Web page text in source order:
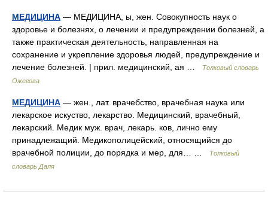
МЕДИЦИНА — МЕДИЦИНА, ы, жен. Совокупность наук о
здоровье и болезнях, о лечении и предупреждении болезней, а
также практическая деятельность, направленная на
сохранение и укрепление здоровья людей, предупреждение и
лечение болезней. | прил. медицинский, ая …
Толковый словарь
Ожегова
МЕДИЦИНА — жен., лат. врачебство, врачебная наука или
лекарское искуство, лекарство. Медицинский, врачебный,
лекарский. Медик муж. врач, лекарь. ков, лично ему
принадлежащий. Медикополицейский, относящийся до
врачебной полиции, до порядка и мер, для… …
Толковый
словарь Даля